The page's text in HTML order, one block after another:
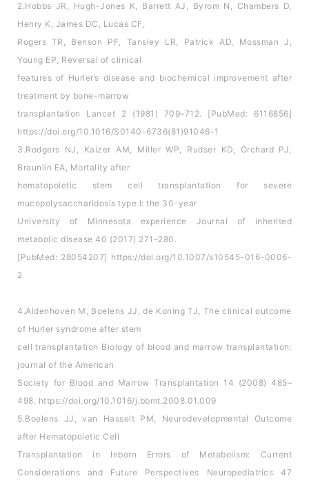
2.Hobbs JR, Hugh-Jones K, Barrett AJ, Byrom N, Chambers D,
Henry K, James DC, Lucas CF,
Rogers TR, Benson PF, Tansley LR, Patrick AD, Mossman J,
Young EP, Reversal of clinical
features of Hurler’s disease and biochemical improvement after
treatment by bone-marrow
transplantation Lancet 2 (1981) 709–712. [PubMed: 6116856]
https://doi.org/10.1016/S0140-6736(81)91046-1
3.Rodgers NJ, Kaizer AM, Miller WP, Rudser KD, Orchard PJ,
Braunlin EA, Mortality after
hematopoietic stem cell transplantation for severe
mucopolysaccharidosis type I: the 30-year
University of Minnesota experience Journal of inherited
metabolic disease 40 (2017) 271–280.
[PubMed: 28054207] https://doi.org/10.1007/s10545-016-0006-
2
4.Aldenhoven M, Boelens JJ, de Koning TJ, The clinical outcome
of Hurler syndrome after stem
cell transplantation Biology of blood and marrow transplantation:
journal of the American
Society for Blood and Marrow Transplantation 14 (2008) 485–
498. https://doi.org/10.1016/j.bbmt.2008.01.009
5.Boelens JJ, van Hasselt PM, Neurodevelopmental Outcome
after Hematopoietic Cell
Transplantation in Inborn Errors of Metabolism: Current
Considerations and Future Perspectives Neuropediatrics 47